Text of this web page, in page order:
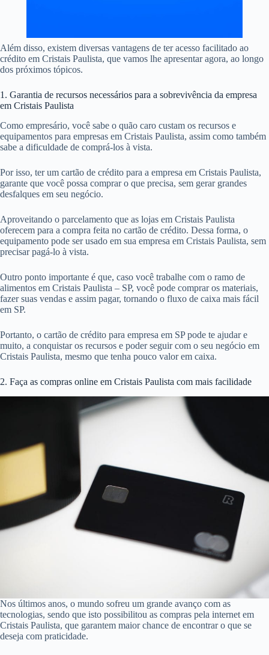
Além disso, existem diversas vantagens de ter acesso facilitado ao
crédito em Cristais Paulista, que vamos lhe apresentar agora, ao longo
dos próximos tópicos.
1. Garantia de recursos necessários para a sobrevivência da empresa
em Cristais Paulista
Como empresário, você sabe o quão caro custam os recursos e
equipamentos para empresas em Cristais Paulista, assim como também
sabe a dificuldade de comprá-los à vista.
Por isso, ter um cartão de crédito para a empresa em Cristais Paulista,
garante que você possa comprar o que precisa, sem gerar grandes
desfalques em seu negócio.
Aproveitando o parcelamento que as lojas em Cristais Paulista
oferecem para a compra feita no cartão de crédito. Dessa forma, o
equipamento pode ser usado em sua empresa em Cristais Paulista, sem
precisar pagá-lo à vista.
Outro ponto importante é que, caso você trabalhe com o ramo de
alimentos em Cristais Paulista – SP, você pode comprar os materiais,
fazer suas vendas e assim pagar, tornando o fluxo de caixa mais fácil
em SP.
Portanto, o cartão de crédito para empresa em SP pode te ajudar e
muito, a conquistar os recursos e poder seguir com o seu negócio em
Cristais Paulista, mesmo que tenha pouco valor em caixa.
2. Faça as compras online em Cristais Paulista com mais facilidade
Nos últimos anos, o mundo sofreu um grande avanço com as
tecnologias, sendo que isto possibilitou as compras pela internet em
Cristais Paulista, que garantem maior chance de encontrar o que se
deseja com praticidade.